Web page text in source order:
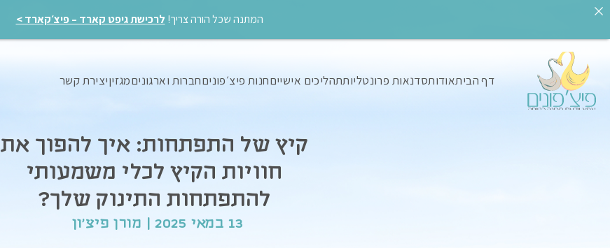
המתנה שכל הורה צריך! לרכישת גיפט קארד – פיצ׳קארד >
דף הביתאודותסדנאות פרונטליותתהליכים אישייםחנות פיצ׳פוניםחברות וארגוניםמגזיןיצירת קשר
קיץ של התפתחות: איך להפוך את
חוויות הקיץ לכלי משמעותי
להתפתחות התינוק שלך?
13 במאי 2025 | מורן פיצ'ון